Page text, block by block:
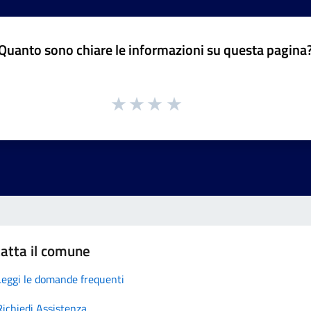
sono chiare le informazioni su questa
il comune
le domande frequenti